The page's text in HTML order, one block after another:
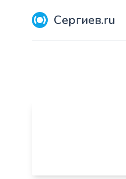
Сергиев.ru